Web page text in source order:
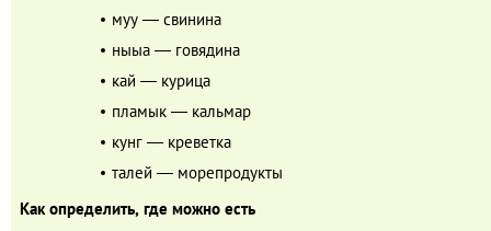
муу ― свинина
ныыа ― говядина
кай ― курица
пламык ― кальмар
кунг ― креветка
талей ― морепродукты
Как определить, где можно есть